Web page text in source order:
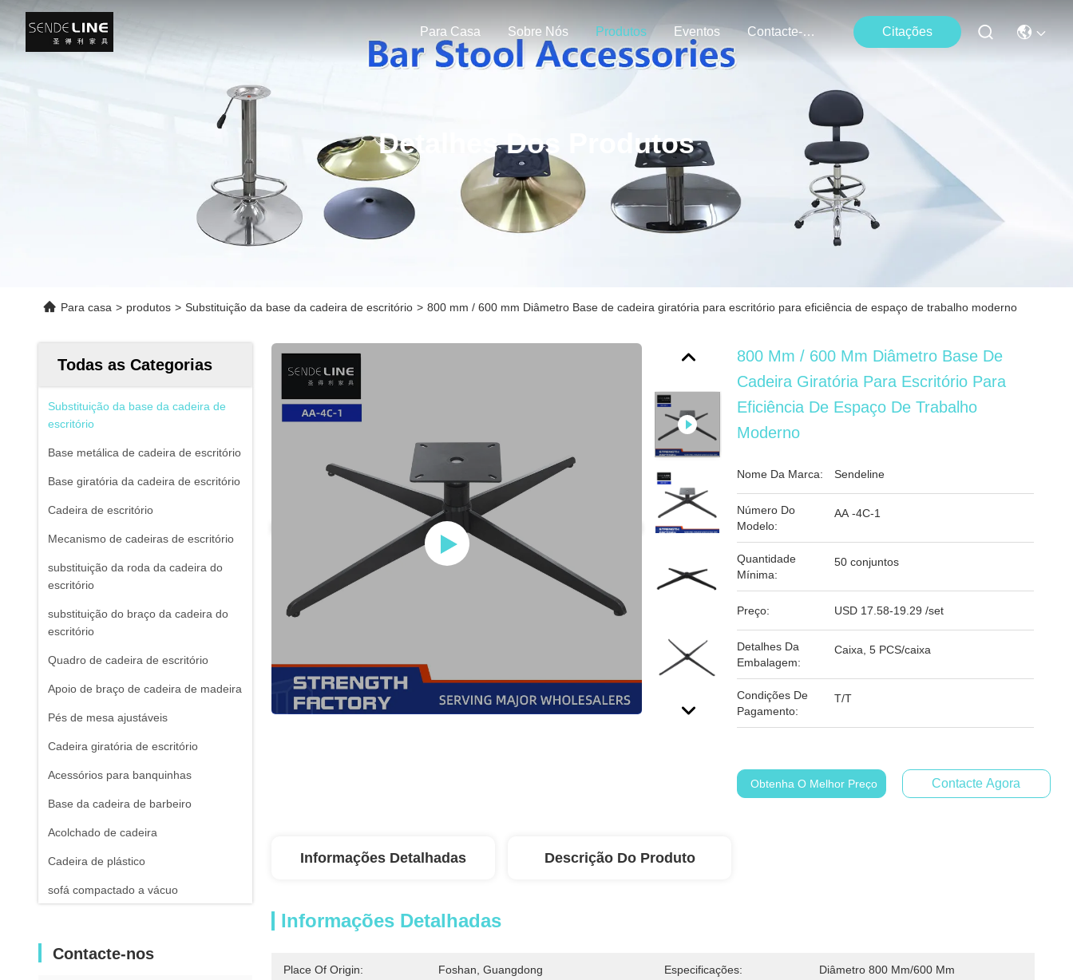
Para Casa Sobre Nós Produtos Eventos Contacte-Nos Citações
Detalhes Dos Produtos
Para casa > produtos > Substituição da base da cadeira de escritório > 800 mm / 600 mm Diâmetro Base de cadeira giratória para escritório para eficiência de espaço de trabalho moderno
Todas as Categorias
Substituição da base da cadeira de
escritório
Base metálica de cadeira de escritório
Base giratória da cadeira de escritório
Cadeira de escritório
Mecanismo de cadeiras de escritório
substituição da roda da cadeira do
escritório
substituição do braço da cadeira do
escritório
Quadro de cadeira de escritório
Apoio de braço de cadeira de madeira
Pés de mesa ajustáveis
Cadeira giratória de escritório
Acessórios para banquinhas
Base da cadeira de barbeiro
Acolchado de cadeira
Cadeira de plástico
sofá compactado a vácuo
Contacte-nos
800 Mm / 600 Mm Diâmetro Base De
Cadeira Giratória Para Escritório Para
Eficiência De Espaço De Trabalho
Moderno
Nome Da Marca: Sendeline
Número Do
Modelo:
AA -4C-1
Quantidade
Mínima:
50 conjuntos
Preço: USD 17.58-19.29 /set
Detalhes Da
Embalagem:
Caixa, 5 PCS/caixa
Condições De
Pagamento:
T/T
Obtenha O Melhor Preço Contacte Agora
Informações Detalhadas Descrição Do Produto
Informações Detalhadas
Place Of Origin: Foshan, Guangdong Especificações: Diâmetro 800 Mm/600 Mm